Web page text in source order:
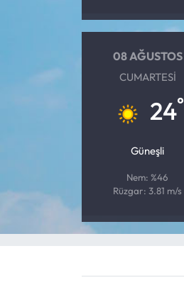
08 AĞUSTOS
CUMARTESI
24°
Güneşli
Nem: %46
Rüzgar: 3.81 m/s
Kültür Sanat
Laçin Haberleri
Ortaköy Haberleri
Otomotiv